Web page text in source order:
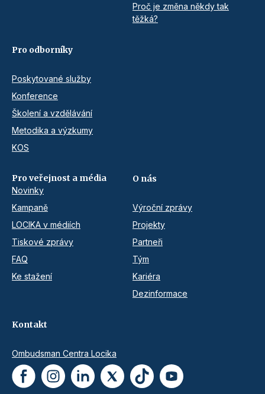
Proč je změna někdy tak
těžká?
Pro odborníky
Poskytované služby
Konference
Školení a vzdělávání
Metodika a výzkumy
KOS
Pro veřejnost a média
Novinky
Kampaně
LOCIKA v médiích
Tiskové zprávy
FAQ
Ke stažení
O nás
Výroční zprávy
Projekty
Partneři
Tým
Kariéra
Dezinformace
Kontakt
Ombudsman Centra Locika